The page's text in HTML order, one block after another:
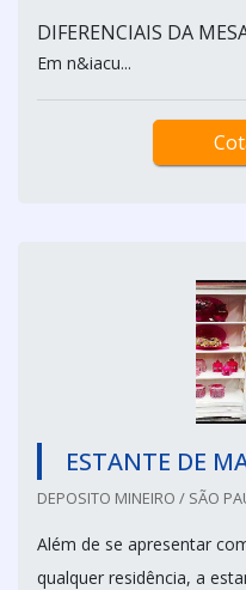
DIFERENCIAIS DA
Em n&iacu...
ESTANTE DE
DEPOSITO MINEIRO / SÃO
Além de se apresentar
qualquer residência, a